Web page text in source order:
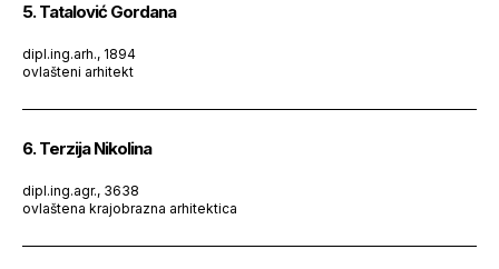
5. Tatalović Gordana
dipl.ing.arh., 1894
ovlašteni arhitekt
6. Terzija Nikolina
dipl.ing.agr., 3638
ovlaštena krajobrazna arhitektica